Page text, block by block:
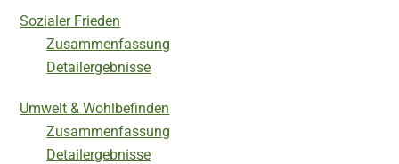
Sozialer Frieden
Zusammenfassung
Detailergebnisse
Umwelt & Wohlbefinden
Zusammenfassung
Detailergebnisse